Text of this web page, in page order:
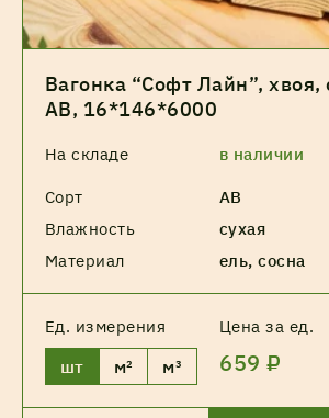
Вагонка “Софт Лайн”, хвоя,
АВ, 16*146*6000
На складе в наличии
Сорт
АВ
Влажность
сухая
Материал
ель, сосна
Ед. измерения Цена за ед.
шт м² м³ 659 ₽